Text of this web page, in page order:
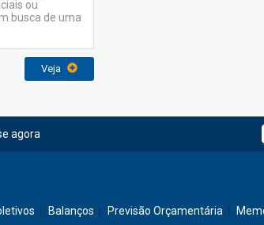
ou
busca de uma
Veja
agora
Balanços Previsão Orçamentária